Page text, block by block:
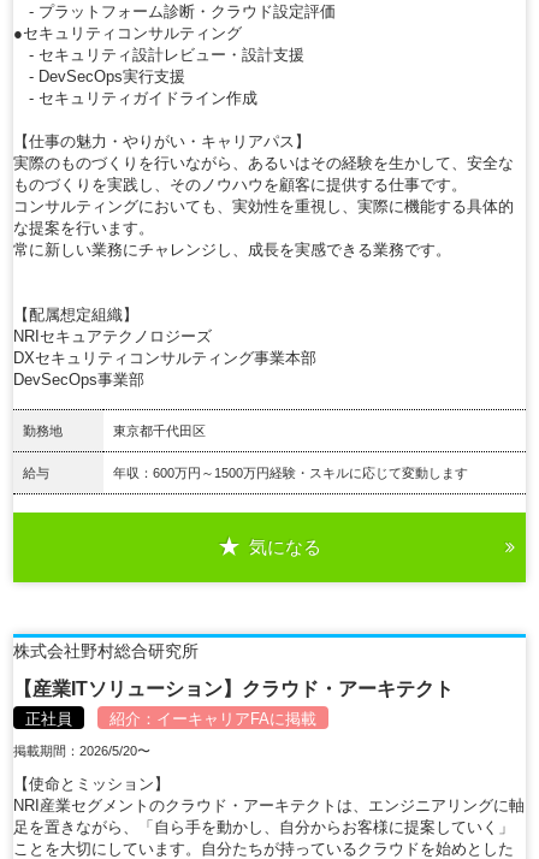
- プラットフォーム診断・クラウド設定評価
●セキュリティコンサルティング
- セキュリティ設計レビュー・設計支援
- DevSecOps実行支援
- セキュリティガイドライン作成
【仕事の魅力・やりがい・キャリアパス】
実際のものづくりを行いながら、あるいはその経験を生かして、安全な
ものづくりを実践し、そのノウハウを顧客に提供する仕事です。
コンサルティングにおいても、実効性を重視し、実際に機能する具体的
な提案を行います。
常に新しい業務にチャレンジし、成長を実感できる業務です。
【配属想定組織】
NRIセキュアテクノロジーズ
DXセキュリティコンサルティング事業本部
DevSecOps事業部
勤務地 東京都千代田区
給与 年収：600万円～1500万円経験・スキルに応じて変動します
気になる
株式会社野村総合研究所
【産業ITソリューション】クラウド・アーキテクト
正社員 紹介： イーキャリアFAに掲載
掲載期間：2026/5/20〜
【使命とミッション】
NRI産業セグメントのクラウド・アーキテクトは、エンジニアリングに軸
足を置きながら、「自ら手を動かし、自分からお客様に提案していく」
ことを大切にしています。自分たちが持っているクラウドを始めとした